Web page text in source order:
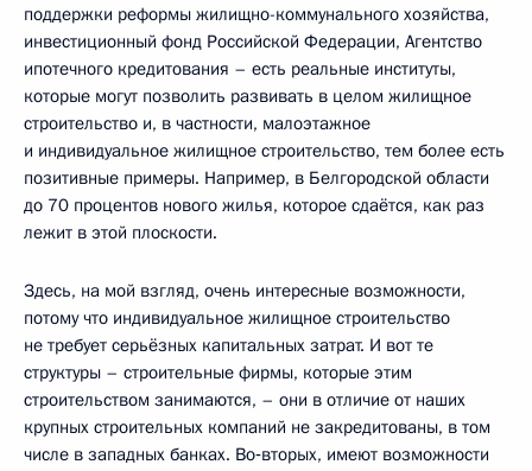
поддержки реформы жилищно-коммунального хозяйства,
инвестиционный фонд Российской Федерации, Агентство
ипотечного кредитования – есть реальные институты,
которые могут позволить развивать в целом жилищное
строительство и, в частности, малоэтажное
и индивидуальное жилищное строительство, тем более есть
позитивные примеры. Например, в Белгородской области
до 70 процентов нового жилья, которое сдаётся, как раз
лежит в этой плоскости.
Здесь, на мой взгляд, очень интересные возможности,
потому что индивидуальное жилищное строительство
не требует серьёзных капитальных затрат. И вот те
структуры – строительные фирмы, которые этим
строительством занимаются, – они в отличие от наших
крупных строительных компаний не закредитованы, в том
числе в западных банках. Во‑вторых, имеют возможности